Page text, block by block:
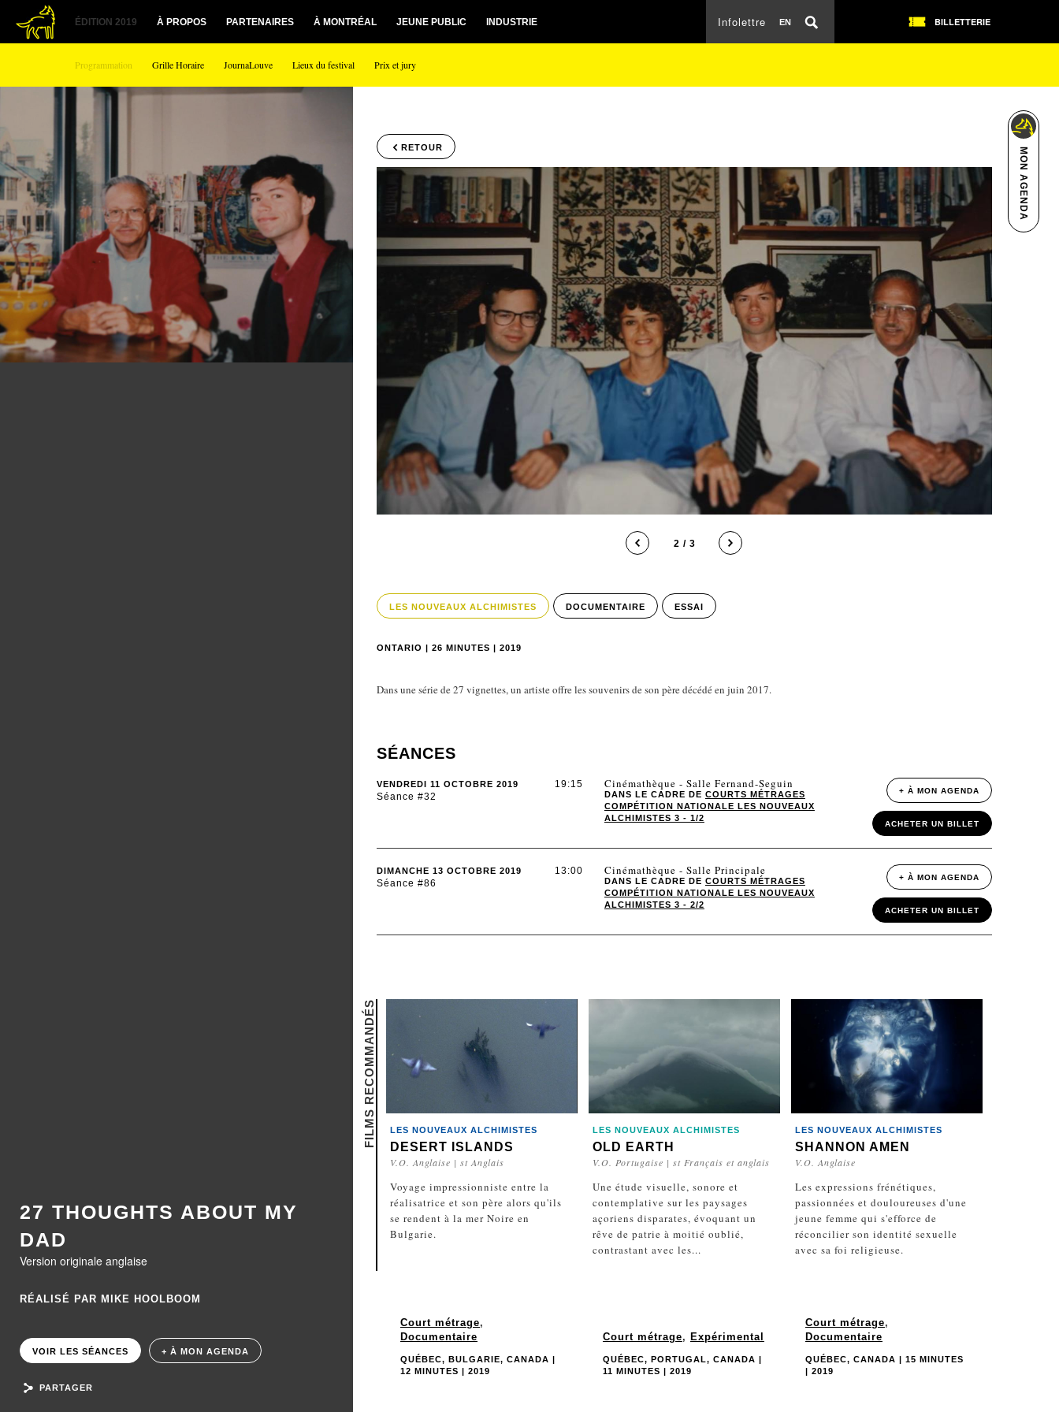
ÉDITION 2019
Programmation Grille Horaire JournaLouve Lieux du festival Prix et jury
À PROPOS PARTENAIRES À MONTRÉAL JEUNE PUBLIC INDUSTRIE EN
Infolettre BILLETTERIE
MON AGENDA
27 THOUGHTS ABOUT MY
DAD
Version originale anglaise
RÉALISÉ PAR MIKE HOOLBOOM
VOIR LES SÉANCES + À MON AGENDA
PARTAGER
RETOUR
2 / 3
LES NOUVEAUX ALCHIMISTES DOCUMENTAIRE ESSAI
ONTARIO | 26 MINUTES | 2019
Dans une série de 27 vignettes, un artiste offre les souvenirs de son père décédé en juin 2017.
SÉANCES
VENDREDI 11 OCTOBRE 2019
Séance #32
19:15 Cinémathèque - Salle Fernand-Seguin
DANS LE CADRE DE COURTS MÉTRAGES
COMPÉTITION NATIONALE LES NOUVEAUX
ALCHIMISTES 3 - 1/2
+ À MON AGENDA
ACHETER UN BILLET
DIMANCHE 13 OCTOBRE 2019
Séance #86
13:00 Cinémathèque - Salle Principale
DANS LE CADRE DE COURTS MÉTRAGES
COMPÉTITION NATIONALE LES NOUVEAUX
ALCHIMISTES 3 - 2/2
+ À MON AGENDA
ACHETER UN BILLET
FILMS RECOMMANDÉS LES NOUVEAUX ALCHIMISTES
DESERT ISLANDS
V.O. Anglaise | st Anglais
Voyage impressionniste entre la
réalisatrice et son père alors qu'ils
se rendent à la mer Noire en
Bulgarie.
Court métrage,
Documentaire
QUÉBEC, BULGARIE, CANADA |
12 MINUTES | 2019
LES NOUVEAUX ALCHIMISTES
OLD EARTH
V.O. Portugaise | st Français et anglais
Une étude visuelle, sonore et
contemplative sur les paysages
açoriens disparates, évoquant un
rêve de patrie à moitié oublié,
contrastant avec les...
Court métrage, Expérimental
QUÉBEC, PORTUGAL, CANADA |
11 MINUTES | 2019
LES NOUVEAUX ALCHIMISTES
SHANNON AMEN
V.O. Anglaise
Les expressions frénétiques,
passionnées et douloureuses d'une
jeune femme qui s'efforce de
réconcilier son identité sexuelle
avec sa foi religieuse.
Court métrage,
Documentaire
QUÉBEC, CANADA | 15 MINUTES
| 2019